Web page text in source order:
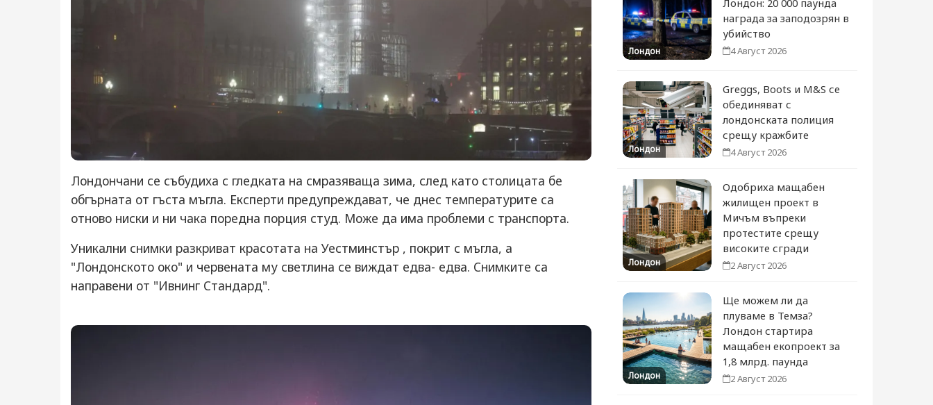
Лондончани се събудиха с гледката на смразяваща зима, след като столицата бе
обгърната от гъста мъгла. Експерти предупреждават, че днес температурите са
отново ниски и ни чака поредна порция студ. Може да има проблеми с транспорта.
Уникални снимки разкриват красотата на Уестминстър , покрит с мъгла, а
"Лондонското око" и червената му светлина се виждат едва- едва. Снимките са
направени от "Ивнинг Стандард".
Лондон
награда за заподозрян в
убийство
4 Август 2026
Лондон
Greggs, Boots и M&S се
обединяват с
лондонската полиция
срещу кражбите
4 Август 2026
Лондон
Одобриха мащабен
жилищен проект в
Мичъм въпреки
протестите срещу
високите сгради
2 Август 2026
Лондон
Ще можем ли да
плуваме в Темза?
Лондон стартира
мащабен екопроект за
1,8 млрд. паунда
2 Август 2026